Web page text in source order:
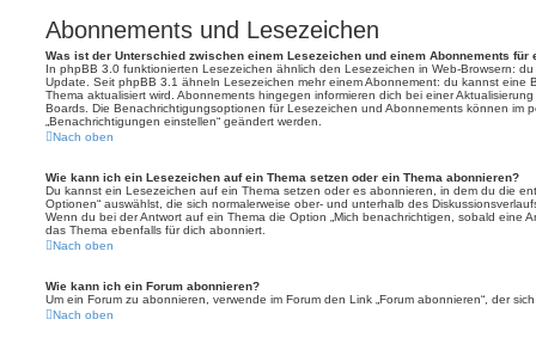
Abonnements und Lesezeichen
Was ist der Unterschied zwischen einem Lesezeichen und einem Abonnements für
In phpBB 3.0 funktionierten Lesezeichen ähnlich den Lesezeichen in Web-Browsern:
Update. Seit phpBB 3.1 ähneln Lesezeichen mehr einem Abonnement: du kannst eine
Thema aktualisiert wird. Abonnements hingegen informieren dich bei einer
Boards. Die Benachrichtigungsoptionen für Lesezeichen und Abonnements können im
„Benachrichtigungen einstellen“ geändert werden.
Nach oben
Wie kann ich ein Lesezeichen auf ein Thema setzen oder ein Thema abonnieren?
Du kannst ein Lesezeichen auf ein Thema setzen oder es abonnieren, in dem du die
Optionen“ auswählst, die sich normalerweise ober- und unterhalb des
Wenn du bei der Antwort auf ein Thema die Option „Mich benachrichtigen, sobald eine
das Thema ebenfalls für dich abonniert.
Nach oben
Wie kann ich ein Forum abonnieren?
Um ein Forum zu abonnieren, verwende im Forum den Link „Forum abonnieren“, der
Nach oben